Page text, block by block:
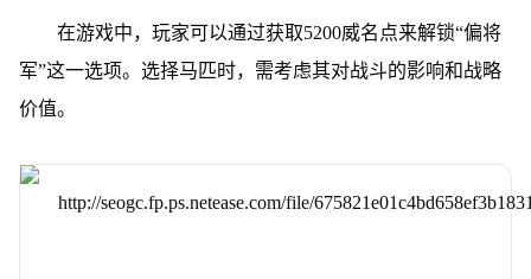
在游戏中，玩家可以通过获取5200威名点来解锁“偏将
军”这一选项。选择马匹时，需考虑其对战斗的影响和战略
价值。